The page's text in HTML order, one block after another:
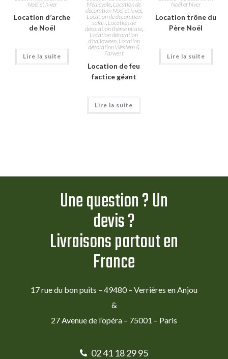
Noël et hiver
Location d’arche
de Noël
Lire la suite
Médiévale, Location de
décoration Noël et hiver,
Location de décoration
safari, Location de
décoration thème pirate,
Location décoration
d'halloween, Location
décoration Western &
Farwest
Location de feu
factice géant
Lire la suite
Noël et hiver
Location trône du
Père Noël
Lire la suite
Une question ? Un
devis ?
Livraisons partout en
France
17 rue du bon puits – 49480 – Verrières en Anjou
&
27 Avenue de l’opéra – 75001 – Paris
02 41 18 29 95